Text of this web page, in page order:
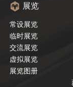
展览
常设展览
临时展览
交流展览
虚拟展览
展览图册